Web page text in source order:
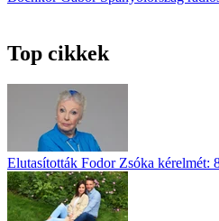
Top cikkek
Elutasították Fodor Zsóka kérelmét: